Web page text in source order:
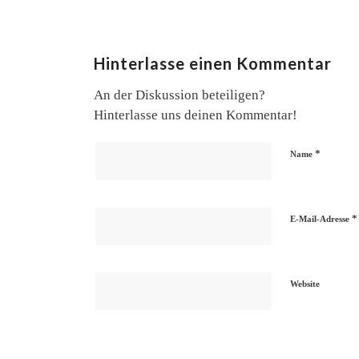
Hinterlasse einen Kommentar
An der Diskussion beteiligen?
Hinterlasse uns deinen Kommentar!
Name*
E-Mail-Adresse*
Website